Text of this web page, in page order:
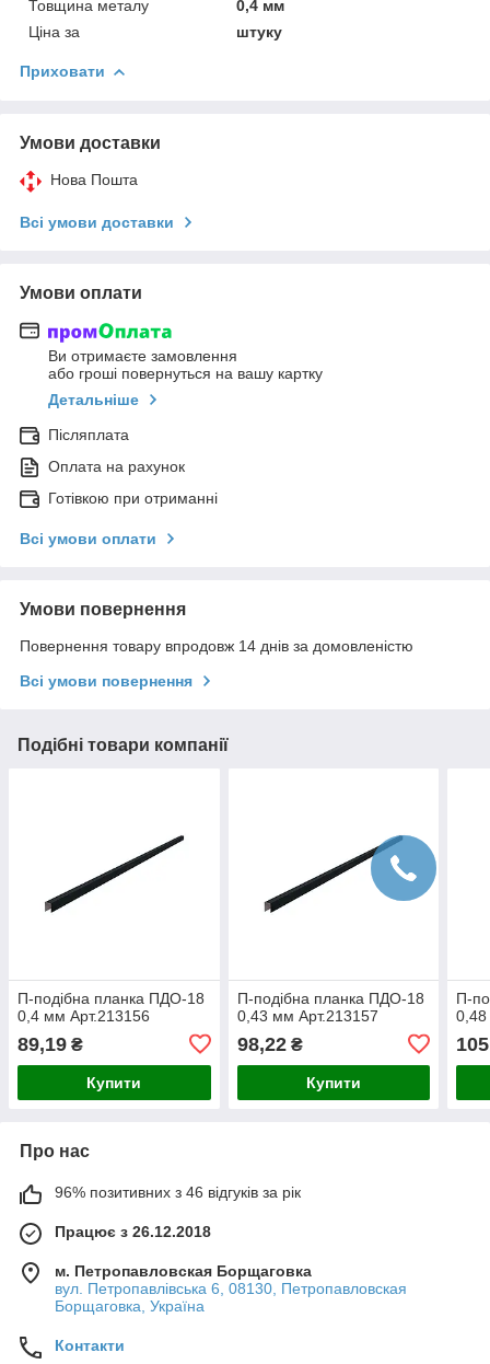
Товщина металу
0,4 мм
Ціна за
штуку
Приховати
Умови доставки
Нова Пошта
Всі умови доставки
Умови оплати
Ви отримаєте замовлення
або гроші повернуться на вашу картку
Детальніше
Післяплата
Оплата на рахунок
Готівкою при отриманні
Всі умови оплати
Умови повернення
Повернення товару впродовж 14 днів за домовленістю
Всі умови повернення
Подібні товари компанії
П-подібна планка ПДО-18
0,4 мм Арт.213156
89,19 ₴
Купити
П-подібна планка ПДО-18
0,43 мм Арт.213157
98,22₴
Купити
П-
Про нас
96% позитивних з 46 відгуків за рік
Працює з 26.12.2018
м. Петропавловская Борщаговка
вул. Петропавлівська 6, 08130, Петропавловская
Борщаговка, Україна
Контакти